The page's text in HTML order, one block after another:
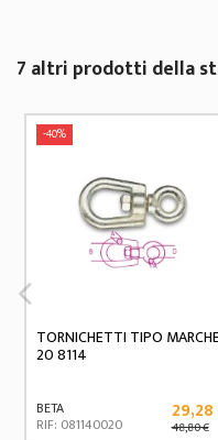
7 altri prodotti della
-40%
TORNICHETTI TIPO
20 8114
BETA
RIF: 081140020 48,80 €